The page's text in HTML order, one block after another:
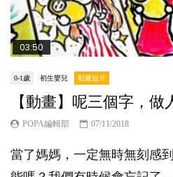
03:50
0-1歲 初生嬰兒 動畫短片
【動畫】呢三個字，做
POPA編輯部 07/11/2018
當了媽媽，一定無時無刻感